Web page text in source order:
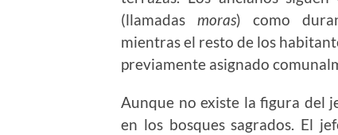
(llamadas moras) como
mientras el resto de los
previamente asignado
Aunque no existe la figura del
en los bosques sagrados. El